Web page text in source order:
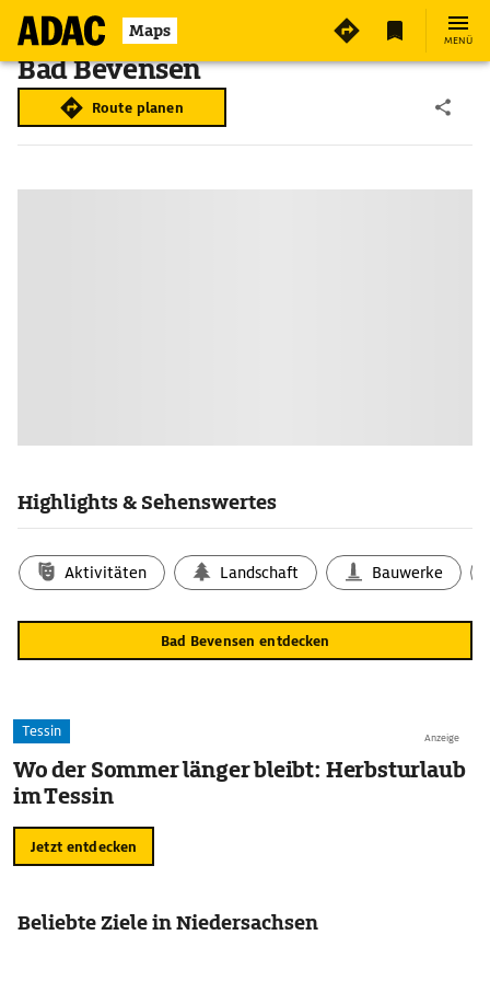
Maps MENÜ
Bad Bevensen
Route planen
Highlights & Sehenswertes
Aktivitäten Landschaft Bauwerke
Bad Bevensen entdecken
Anzeige
Tessin
Wo der Sommer länger bleibt: Herbsturlaub
im Tessin
Jetzt entdecken
Beliebte Ziele in Niedersachsen